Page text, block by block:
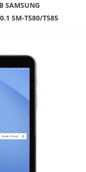
SM-T580/T585